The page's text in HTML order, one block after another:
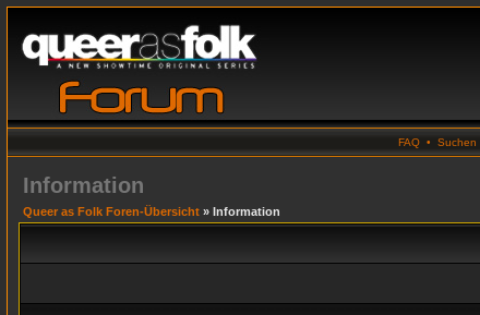
FAQ • Suchen
Information
Queer as Folk Foren-Übersicht » Information